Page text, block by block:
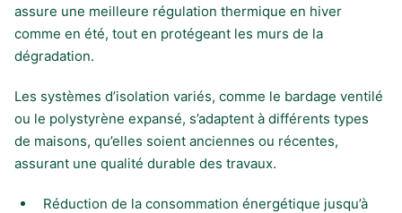
assure une meilleure régulation thermique en hiver
comme en été, tout en protégeant les murs de la
dégradation.
Les systèmes d’isolation variés, comme le bardage ventilé
ou le polystyrène expansé, s’adaptent à différents types
de maisons, qu’elles soient anciennes ou récentes,
assurant une qualité durable des travaux.
Réduction de la consommation énergétique jusqu’à